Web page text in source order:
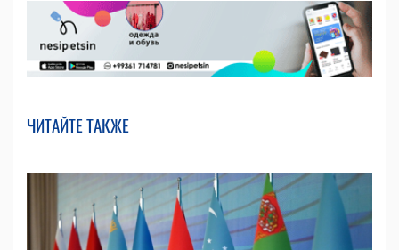
ЧИТАЙТЕ ТАКЖЕ